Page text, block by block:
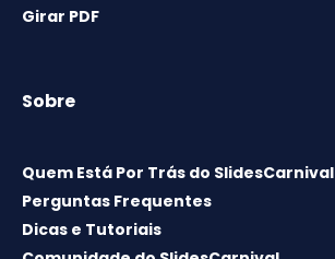
Girar PDF
Sobre
Quem Está Por Trás do SlidesCarnival
Perguntas Frequentes
Dicas e Tutoriais